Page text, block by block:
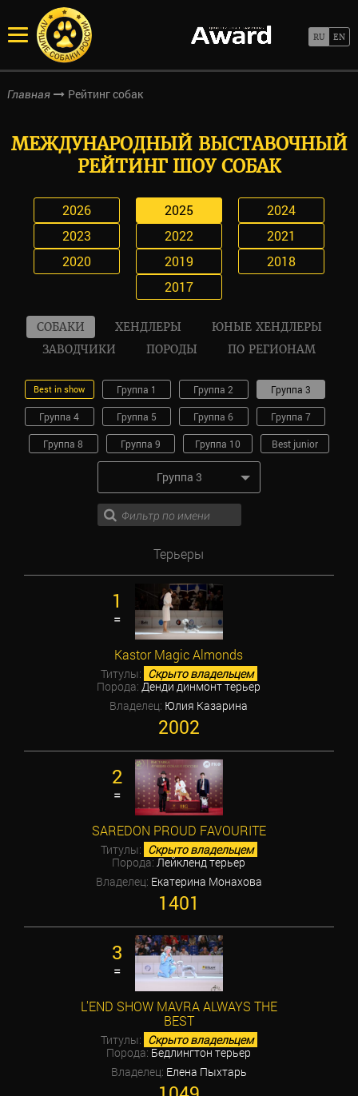
Главная Рейтинг собак
МЕЖДУНАРОДНЫЙ ВЫСТАВОЧНЫЙ
РЕЙТИНГ ШОУ СОБАК
2026 2025
2024
2023
2022
2021
2020
2019
2018
2017
СОБАКИ ХЕНДЛЕРЫ
ЮНЫЕ ХЕНДЛЕРЫ
ЗАВОДЧИКИ
ПОРОДЫ ПО РЕГИОНАМ
Best in show Группа 1 Группа 2 Группа 3
Группа 4 Группа 5 Группа 6 Группа 7
Группа 8 Группа 9 Группа 10 Best junior
Группа 3
Терьеры
1
=
Kastor Magic Almonds
Титулы: Скрыто владельцем
Порода: Денди динмонт терьер
Владелец: Юлия Казарина
2002
2
=
SAREDON PROUD FAVOURITE
Титулы: Скрыто владельцем
Порода:Лейкленд терьер
Владелец: Екатерина Монахова
1401
3
=
L'END SHOW MAVRA ALWAYS THE
BEST
Титулы: Скрыто владельцем
Порода:Бедлингтон терьер
Владелец: Елена Пыхтарь